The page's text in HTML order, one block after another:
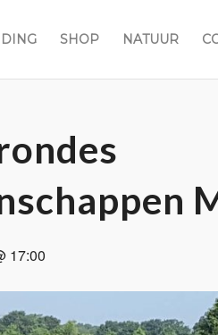
SHOP NATUUR
17:00